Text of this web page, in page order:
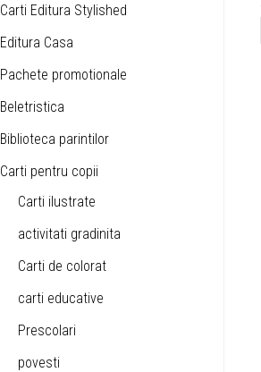
Carti Editura Stylished
Editura Casa
Pachete promotionale
Beletristica
Biblioteca parintilor
Carti pentru copii
Carti ilustrate
activitati gradinita
Carti de colorat
carti educative
Prescolari
povesti